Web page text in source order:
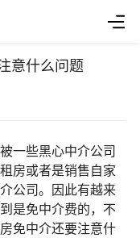
意什么问题
一些黑心中介公司
房或者是销售自家
公司。因此有越来
是免中介费的，不
免中介还要注意什